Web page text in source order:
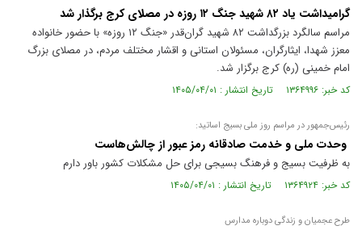
گرامیداشت یاد ۸۲ شهید جنگ ۱۲ روزه در مصلای کرج برگذار شد
مراسم سالگرد بزرگداشت ۸۲ شهید گران‌قدر «جنگ ۱۲ روزه» با حضور خانواده
معزز شهدا، ایثارگران، مسئولان استانی و اقشار مختلف مردم، در مصلای بزرگ
امام خمینی (ره) کرج برگزار شد.
کد خبر: ۱۳۶۴۹۹۶ تاریخ انتشار : ۱۴۰۵/۰۴/۰۱
رئیس‌جمهور در مراسم روز ملی بسیج اساتید:
وحدت ملی و خدمت صادقانه رمز عبور از چالش‌هاست
به ظرفیت بسیج و فرهنگ بسیجی برای حل مشکلات کشور باور دارم
کد خبر: ۱۳۶۴۹۲۴ تاریخ انتشار : ۱۴۰۵/۰۴/۰۱
طرح عجمیان و زندگی دوباره مدارس